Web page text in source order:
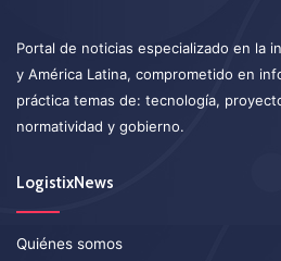
Portal de noticias especializado en la
y América Latina, comprometido en
práctica temas de: tecnología,
normatividad y gobierno.
LogistixNews
Quiénes somos